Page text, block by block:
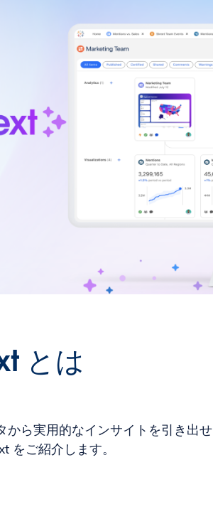
とは
から実用的なインサイトを引き出
をご紹介します。